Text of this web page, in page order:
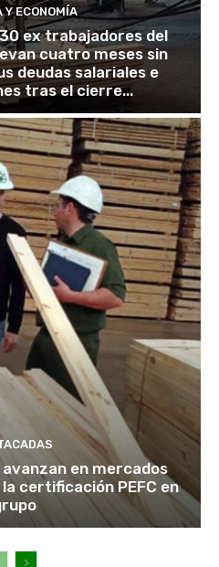
Y ECONOMÍA
ex trabajadores del
cuatro meses sin
deudas salariales e
tras el cierre...
en mercados
certificación PEFC en